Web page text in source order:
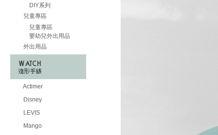
DIY系列
兒童專區
兒童專區
嬰幼兒外出用品
外出用品
Actimer
Disney
LEVIS
Mango